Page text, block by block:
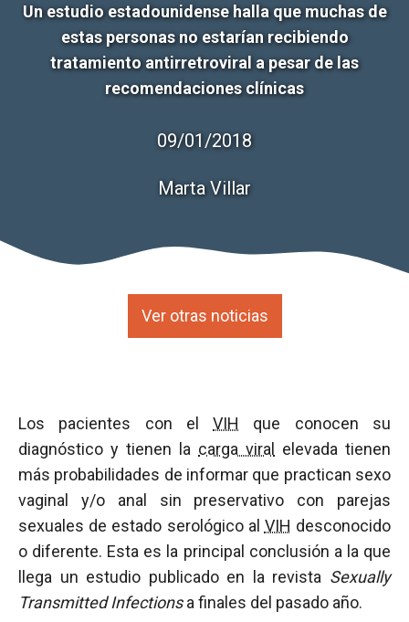
Un estudio estadounidense halla que muchas de
estas personas no estarían recibiendo
tratamiento antirretroviral a pesar de las
recomendaciones clínicas
09/01/2018
Marta Villar
Ver otras noticias
Los pacientes con elVIH
que conocen su
diagnóstico y tienen la carga viral
elevada tienen
más probabilidades de informar que practican sexo
vaginal y/o anal sin preservativo con parejas
sexuales de estado serológico al VIH desconocido
o diferente. Esta es la principal conclusión a la que
llega un estudio publicado en la revista Sexually
Transmitted Infectionsa finales del pasado año.